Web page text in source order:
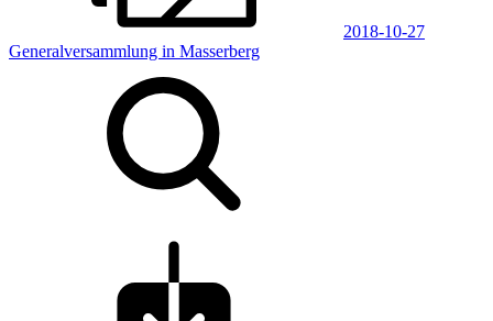
2018-10-27
Generalversammlung in Masserberg